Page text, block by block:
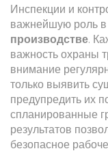
Инспекции и
важнейшую роль в
производстве.
важность охраны
внимание
только выявить
предупредить их
спланированные
результатов
безопасное